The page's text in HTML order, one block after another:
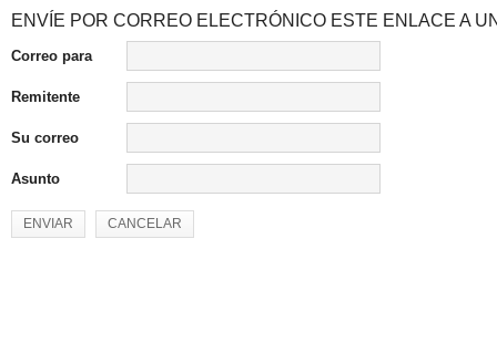
ENVÍE POR CORREO ELECTRÓNICO ESTE ENLACE A
Correo para
Remitente
Su correo
Asunto
ENVIAR CANCELAR